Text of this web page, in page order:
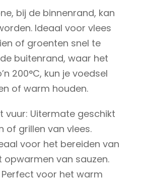
bij de binnenrand, kan
Ideaal voor vlees
of groenten snel te
buitenrand, waar het
200°C, kun je voedsel
of warm houden.
vuur: Uitermate geschikt
of grillen van vlees.
voor het bereiden van
van sauzen.
voor het warm